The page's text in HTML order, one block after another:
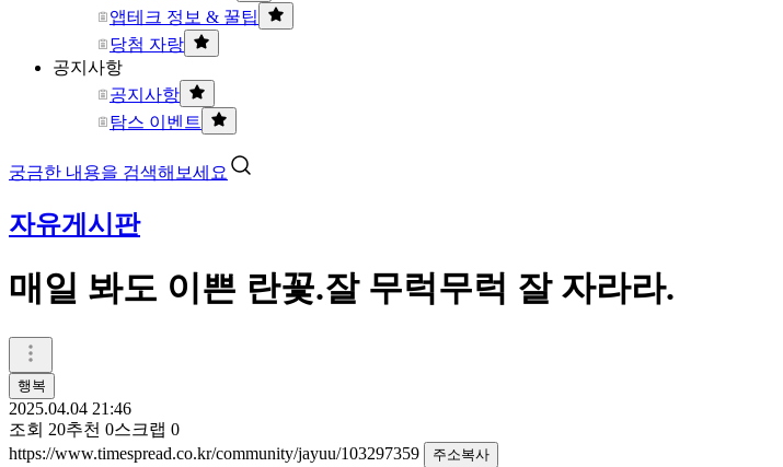
앱테크 정보 & 꿀팁
당첨 자랑
공지사항
공지사항
탐스 이벤트
궁금한 내용을 검색해보세요
자유게시판
매일 봐도 이쁜 란꽃.잘 무럭무럭 잘 자라라.
행복
2025.04.04 21:46
조회 20추천 0스크랩 0
https://www.timespread.co.kr/community/jayuu/103297359
주소복사